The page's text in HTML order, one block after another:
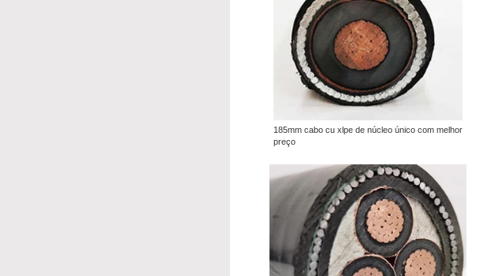
185mm cabo cu xlpe de núcleo único com melhor
preço